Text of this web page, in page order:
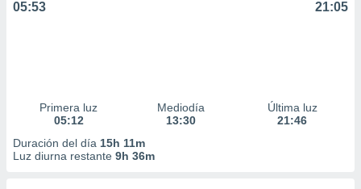
05:53 21:05
Primera luz
05:12
Mediodía
13:30
Última luz
21:46
Duración del día 15h 11m
Luz diurna restante 9h 36m